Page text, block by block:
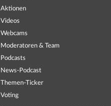
Aktionen
Videos
Webcams
Moderatoren & Team
Podcasts
News-Podcast
Themen-Ticker
Voting